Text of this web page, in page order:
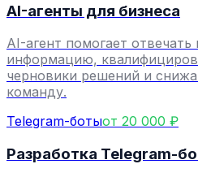
AI-агенты для бизнеса
AI-агент помогает отвечать
информацию,
черновики решений и
команду.
Telegram-ботыот 20 000 ₽
Разработка Telegram-